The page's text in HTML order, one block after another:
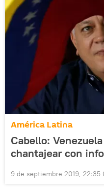
América Latina
Cabello:
chantajear con
9 de septiembre 2019, 22:35